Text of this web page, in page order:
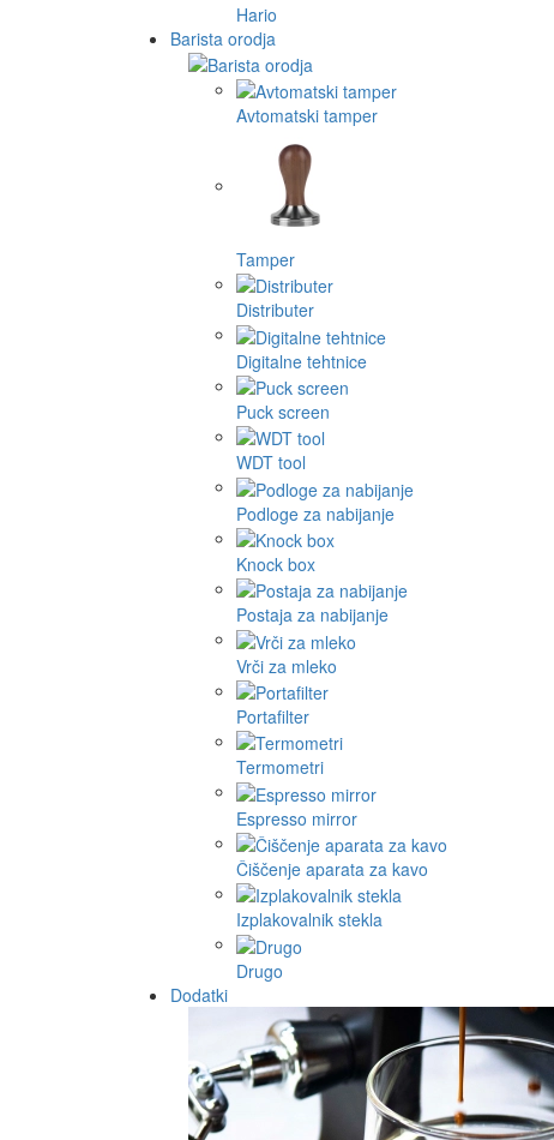
Hario
Barista orodja
Avtomatski tamper
Tamper
Distributer
Digitalne tehtnice
Puck screen
WDT tool
Podloge za nabijanje
Knock box
Postaja za nabijanje
Vrči za mleko
Portafilter
Termometri
Espresso mirror
Čiščenje aparata za kavo
Izplakovalnik stekla
Drugo
Dodatki